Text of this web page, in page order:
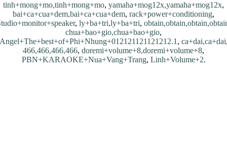
tinh+mong+mo,tinh+mong+mo, yamaha+mog12x,yamaha+mog12x,
bai+ca+cua+dem,bai+ca+cua+dem, rack+power+conditioning,
, ly+ba+tri,ly+ba+tri,
chua+bao+gio,chua+bao+gio,
, ca+dai,ca+dai,
466,466,466,466, doremi+volume+8,doremi+volume+8,
PBN+KARAOKE+Nua+Vang+Trang, Linh+Volume+2.